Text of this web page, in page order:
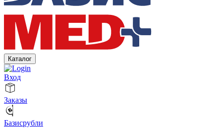
Каталог
Вход
Заказы
Базисрубли